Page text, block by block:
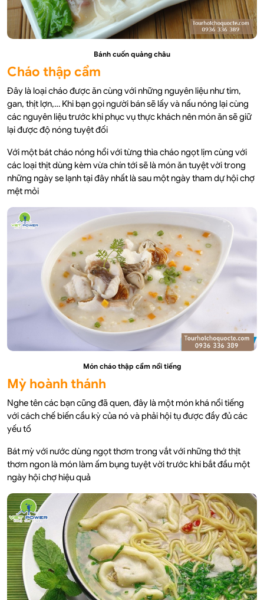
Bánh cuốn quảng châu
Cháo thập cẩm
Đây là loại cháo được ăn cùng với những nguyên liệu như tim,
gan, thịt lợn,… Khi bạn gọi người bán sẽ lấy và nấu nóng lại cùng
các nguyên liệu trước khi phục vụ thực khách nên món ăn sẽ giữ
lại được độ nóng tuyệt đối
Với một bát cháo nóng hổi với từng thìa cháo ngọt lịm cùng với
các loại thịt dùng kèm vừa chín tới sẽ là món ăn tuyệt vời trong
những ngày se lạnh tại đây nhất là sau một ngày tham dự hội chợ
mệt mỏi
Món cháo thập cẩm nổi tiếng
Mỳ hoành thánh
Nghe tên các bạn cũng đã quen, đây là một món khá nổi tiếng
với cách chế biến cầu kỳ của nó và phải hội tụ được đầy đủ các
yếu tố
Bát mỳ với nước dùng ngọt thơm trong vắt với những thớ thịt
thơm ngon là món làm ấm bụng tuyệt vời trước khi bắt đầu một
ngày hội chợ hiệu quả